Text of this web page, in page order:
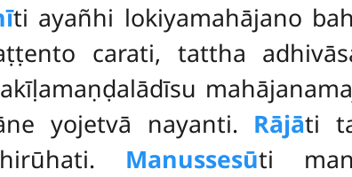
ti ayañhi lokiyamahājano
carati, tattha
yojetvā nayanti. Rājāti
Manussesūti